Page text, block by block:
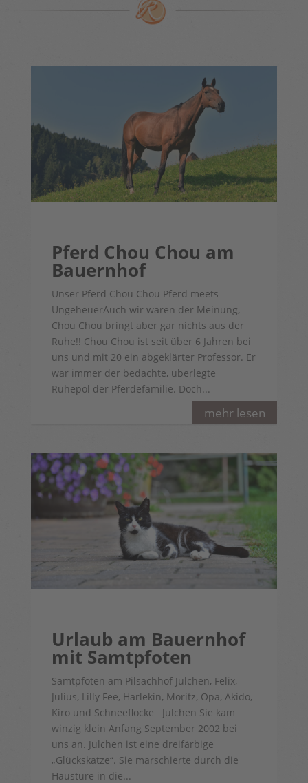
mehr lesen
Pferd Chou Chou am
Bauernhof
Unser Pferd Chou Chou Pferd meets
UngeheuerAuch wir waren der Meinung,
Chou Chou bringt aber gar nichts aus der
Ruhe!! Chou Chou ist seit über 6 Jahren bei
uns und mit 20 ein abgeklärter Professor. Er
war immer der bedachte, überlegte
Ruhepol der Pferdefamilie. Doch...
Urlaub am Bauernhof
mit Samtpfoten
Samtpfoten am Pilsachhof Julchen, Felix,
Julius, Lilly Fee, Harlekin, Moritz, Opa, Akido,
Kiro und Schneeflocke Julchen Sie kam
winzig klein Anfang September 2002 bei
uns an. Julchen ist eine dreifärbige
„Glückskatze“. Sie marschierte durch die
Haustüre in die...